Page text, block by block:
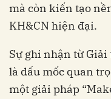
mà còn kiến tạo
KH&CN hiện đại.
Sự ghi nhận từ
là dấu mốc quan
một giải pháp